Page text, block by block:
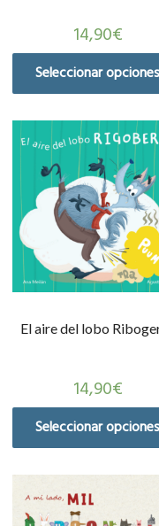
14,90€
Seleccionar opciones
El aire del lobo
14,90€
Seleccionar opciones